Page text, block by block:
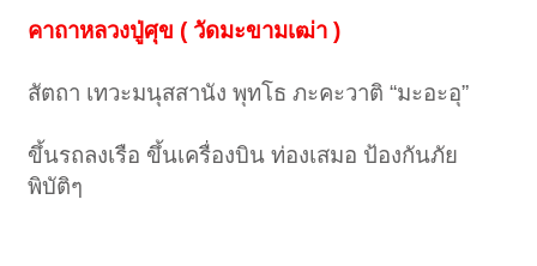
คาถาหลวงปู่ศุข ( วัดมะขามเฒ่า )
สัตถา เทวะมนุสสานัง พุทโธ ภะคะวาติ “มะอะอุ”
ขึ้นรถลงเรือ ขึ้นเครื่องบิน ท่องเสมอ ป้องกันภัย
พิบัติๆ